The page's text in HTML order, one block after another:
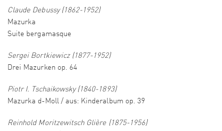
Claude Debussy (1862-1952)
Mazurka
Suite bergamasque
Sergei Bortkiewicz (1877-1952)
Drei Mazurken op. 64
Piotr I. Tschaikowsky (1840-1893)
Mazurka d-Moll / aus: Kinderalbum op. 39
Reinhold Moritzewitsch Glière (1875-1956)